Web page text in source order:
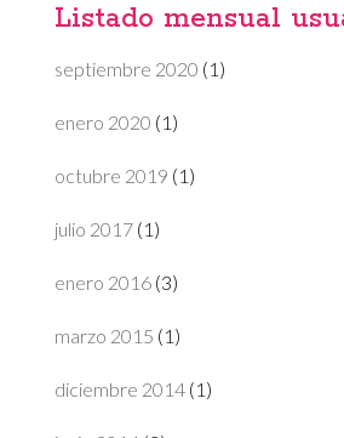
Listado mensual
septiembre 2020 (1)
enero 2020 (1)
octubre 2019 (1)
julio 2017(1)
enero 2016(3)
marzo 2015 (1)
diciembre 2014(1)